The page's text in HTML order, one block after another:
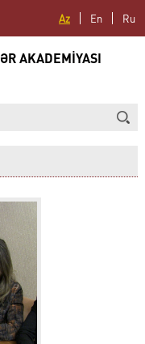
Az En Ru
AKADEMİYASI